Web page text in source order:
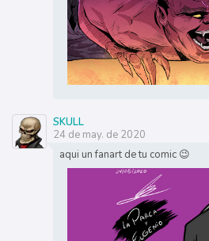
SKULL
24 de may. de 2020
aqui un fanart de tu comic 😉